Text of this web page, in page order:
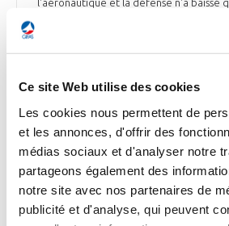
Ce site Web utilise des cookies
Les cookies nous permettent de
et les annonces, d'offrir des
médias sociaux et d'analyser notre
partageons également des
notre site avec nos partenaires de
publicité et d'analyse, qui peuvent
l'aéronautique et la défense n'a baissé
passant entre 2019 et 2020 de 8,466
sociétés du secteur aéronautique ont
des baisses de leur chiffre d'affaires et
de l'État pendant la crise pour préserver
entreprises à participation publique,
élargir son action à la sauvegarde
dont il n'est pas actionnaire et à la
plus grande dans certaines filières
logique de souveraineté économique
La Tribune du 7 février